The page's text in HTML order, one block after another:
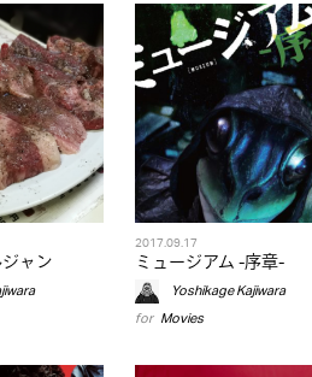
ャン
2017.09.17
ミュージアム -序章-
Yoshikage Kajiwara
for Movies